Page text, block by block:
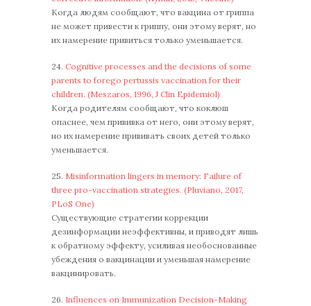
Когда людям сообщают, что вакцина от гриппа
не может привести к гриппу, они этому верят, но
их намерение привиться только уменьшается.
24. Cognitive processes and the decisions of some
parents to forego pertussis vaccination for their
children. (Meszaros, 1996, J Clin Epidemiol)
Когда родителям сообщают, что коклюш
опаснее, чем прививка от него, они этому верят,
но их намерение прививать своих детей только
уменьшается.
25. Misinformation lingers in memory: Failure of
three pro-vaccination strategies. (Pluviano, 2017,
PLoS One)
Существующие стратегии коррекции
дезинформации неэффективны, и приводят лишь
к обратному эффекту, усиливая необоснованные
убеждения о вакцинации и уменьшая намерение
вакцинировать.
26. Influences on Immunization Decision-Making